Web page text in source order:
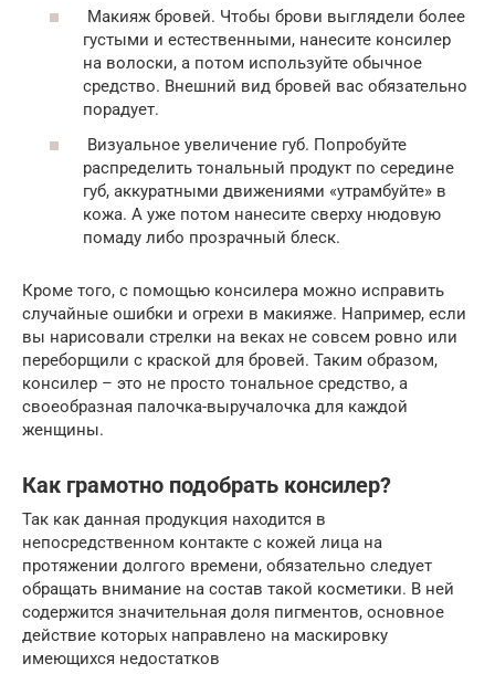
Макияж бровей. Чтобы брови выглядели более
густыми и естественными, нанесите консилер
на волоски, а потом используйте обычное
средство. Внешний вид бровей вас обязательно
порадует.
Визуальное увеличение губ. Попробуйте
распределить тональный продукт по середине
губ, аккуратными движениями «утрамбуйте» в
кожа. А уже потом нанесите сверху нюдовую
помаду либо прозрачный блеск.
Кроме того, с помощью консилера можно исправить
случайные ошибки и огрехи в макияже. Например, если
вы нарисовали стрелки на веках не совсем ровно или
переборщили с краской для бровей. Таким образом,
консилер – это не просто тональное средство, а
своеобразная палочка-выручалочка для каждой
женщины.
Как грамотно подобрать консилер?
Так как данная продукция находится в
непосредственном контакте с кожей лица на
протяжении долгого времени, обязательно следует
обращать внимание на состав такой косметики. В ней
содержится значительная доля пигментов, основное
действие которых направлено на маскировку
имеющихся недостатков